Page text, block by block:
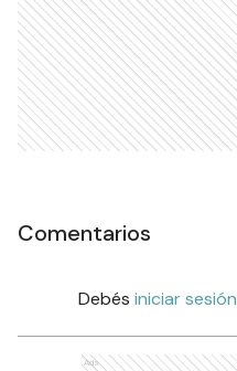
Comentarios
Debés iniciar sesión
Ads